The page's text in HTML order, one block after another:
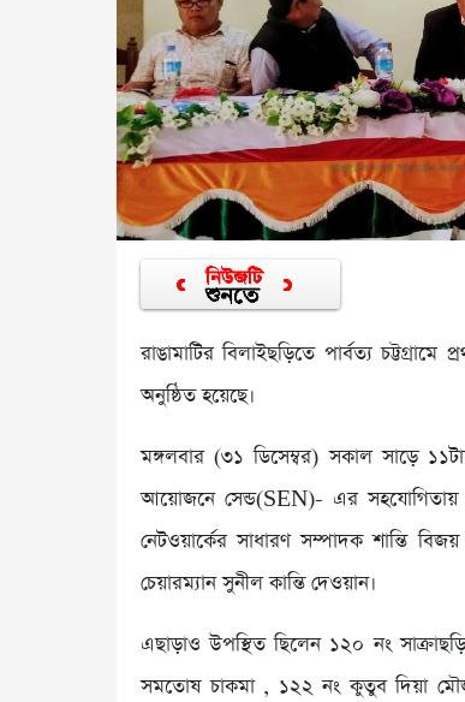
রাঙামাটির বিলাইছড়িতে পার্বত্য
অনুষ্ঠিত হয়েছে।
মঙ্গলবার (৩১ ডিসেম্বর) সকাল সাড়ে
আয়োজনে সেন্ড(SEN)- এর সহযোগিতায়
নেটওয়ার্কের সাধারণ সম্পাদক শান্তি
চেয়ারম্যান সুনীল কান্তি দেওয়ান।
এছাড়াও উপস্থিত ছিলেন ১২০ নং
সমতোষ চাকমা , ১২২ নং কুতুব দিয়া